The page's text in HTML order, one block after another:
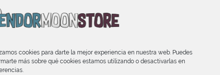
cookies para darte la mejor experiencia en nuestra web. Puedes
más sobre qué cookies estamos utilizando o desactivarlas en